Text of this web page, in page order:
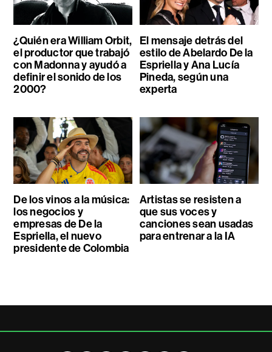
¿Quién era William Orbit,
el productor que trabajó
con Madonna y ayudó a
definir el sonido de los
2000?
El mensaje detrás del
estilo de Abelardo De la
Espriella y Ana Lucía
Pineda, según una
experta
De los vinos a la música:
los negocios y
empresas de De la
Espriella, el nuevo
presidente de Colombia
Artistas se resisten a
que sus voces y
canciones sean usadas
para entrenar a la IA